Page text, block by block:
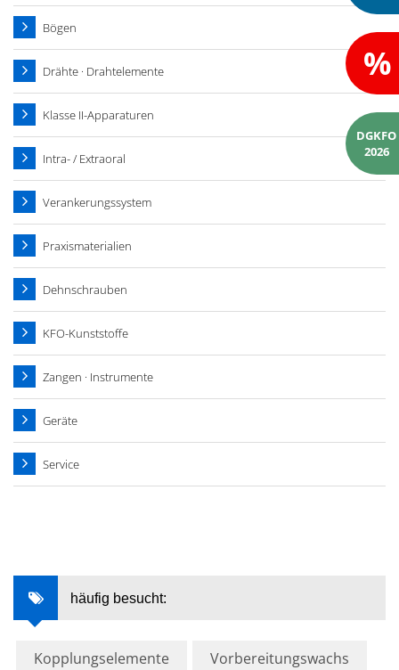
Bögen
Drähte · Drahtelemente
Klasse II-Apparaturen
Intra- / Extraoral
Verankerungssystem
Praxismaterialien
Dehnschrauben
KFO-Kunststoffe
Zangen · Instrumente
Geräte
Service
häufig besucht:
Kopplungselemente Vorbereitungswachs
%
DGKFO
2026